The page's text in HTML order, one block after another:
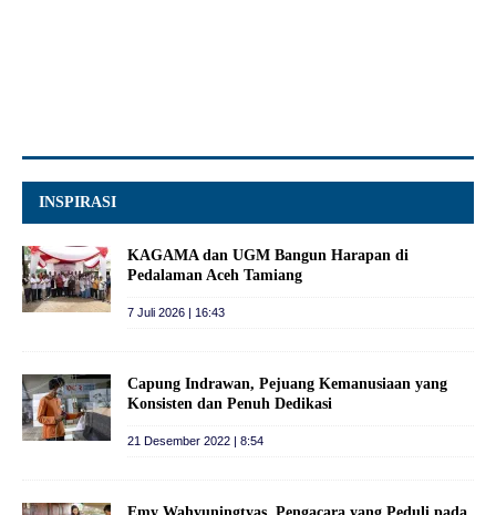
INSPIRASI
KAGAMA dan UGM Bangun Harapan di
Pedalaman Aceh Tamiang
7 Juli 2026 | 16:43
Capung Indrawan, Pejuang Kemanusiaan yang
Konsisten dan Penuh Dedikasi
21 Desember 2022 | 8:54